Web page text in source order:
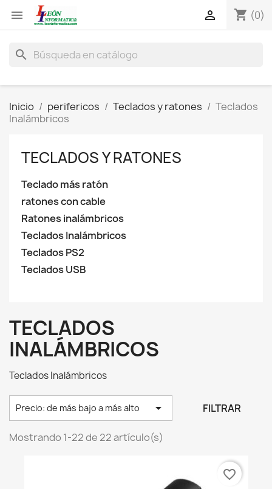
 shopping_cart (0)

search
Inicio perifericos Teclados y ratones
Teclados
Inalámbricos
TECLADOS Y RATONES
Teclado más ratón
ratones con cable
Ratones inalámbricos
Teclados Inalámbricos
Teclados PS2
Teclados USB
TECLADOS
INALÁMBRICOS
Teclados Inalámbricos
Precio: de más bajo a más alto  FILTRAR
Mostrando 1-22 de 22 artículo(s)
favorite_border